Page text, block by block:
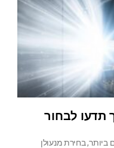
תדעו לבחור
ביותר, בחירת מנעולן